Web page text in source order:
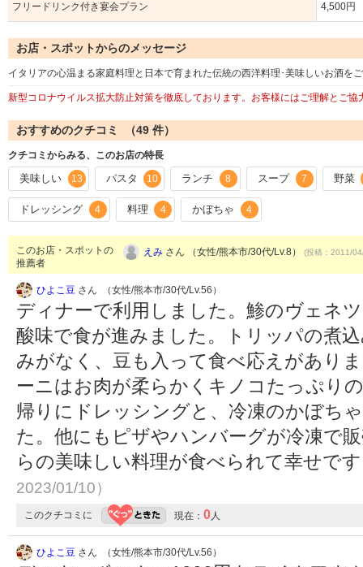
フリードリンク付き宴会プラン 4,500円
お店・スポットからのメッセージ
イタリアの心温まる家庭料理と日本で育まれた伝統の西洋料理･美味しいお酒を
新型コロナウイルス拡大防止対策を徹底しております。お客様にはご理解とご協
おすすめのクチコミ （49 件）
クチコミからみる、このお店の特長
美味しい 13 パスタ 10 ランチ 8 スープ 7 野菜
ドレッシング 4 料理 4 かぼちゃ 4
このお店・スポットの
推薦者
えみ さん （女性/熊本市/30代/Lv.8） (投稿：2011/
ひよこ豆 さん （女性/熊本市/30代/Lv.56）
ディナーで利用しました。鯵のヴェネ
酸味で食が進みました。トリッパの煮
みがなく、豆も入って食べ応えがあり
ーニはお肉が柔らかくキノコたっぷり
帰りにドレッシングと、冷凍のかぼち
た。他にもピザやハンバーグが冷凍で
らの美味しい料理が食べられて幸せで
2023/01/10）
このクチコミに 現在： 0人
ひよこ豆 さん （女性/熊本市/30代/Lv.56）